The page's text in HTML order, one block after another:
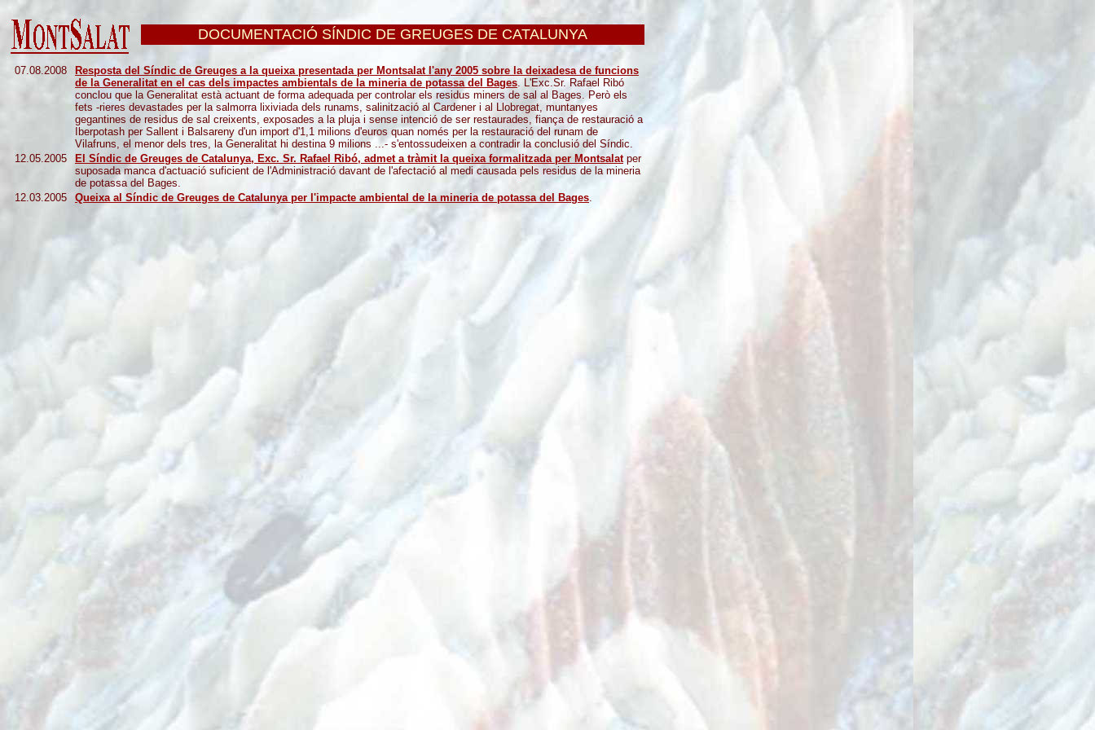
DOCUMENTACIÓ SÍNDIC DE GREUGES DE CATALUNYA
07.08.2008
Resposta del Síndic de Greuges a la queixa presentada per Montsalat l'any 2005 sobre la deixadesa de funcions
de la Generalitat en el cas dels impactes ambientals de la mineria de potassa del Bages. L'Exc.Sr. Rafael Ribó
conclou que la Generalitat està actuant de forma adequada per controlar els residus miners de sal al Bages. Però els
fets -rieres devastades per la salmorra lixiviada dels runams, salinització al Cardener i al Llobregat, muntanyes
gegantines de residus de sal creixents, exposades a la pluja i sense intenció de ser restaurades, fiança de restauració a
Iberpotash per Sallent i Balsareny d'un import d'1,1 milions d'euros quan només per la restauració del runam de
Vilafruns, el menor dels tres, la Generalitat hi destina 9 milions ...- s'entossudeixen a contradir la conclusió del Síndic.
12.05.2005
El Síndic de Greuges de Catalunya, Exc. Sr. Rafael Ribó, admet a tràmit la queixa formalitzada per Montsalatper
suposada manca d'actuació suficient de l'Administració davant de l'afectació al medi causada pels residus de la mineria
de potassa del Bages.
12.03.2005
Queixa al Síndic de Greuges de Catalunya per l'impacte ambiental de la mineria de potassa del Bages.